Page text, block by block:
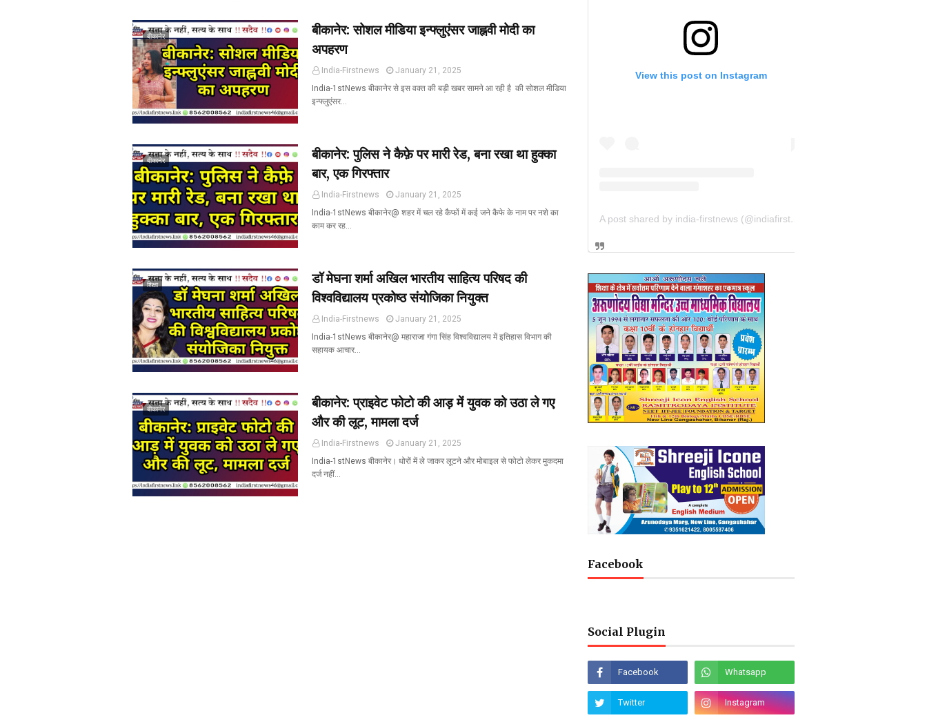
बीकानेर
बीकानेर: सोशल मीडिया इन्फ्लुएंसर जाह्नवी मोदी का
अपहरण
India-Firstnews
January 21, 2025
India-1stNews बीकानेर से इस वक्त की बड़ी खबर सामने आ रही है की सोशल मीडिया
इन्फ्लुएंसर…
बीकानेर
बीकानेर: पुलिस ने कैफ़े पर मारी रेड, बना रखा था हुक्का
बार, एक गिरफ्तार
India-Firstnews
January 21, 2025
India-1stNews बीकानेर@ शहर में चल रहे कैफों में कई जने कैफे के नाम पर नशे का
काम कर रह…
शिक्षा
डॉ मेघना शर्मा अखिल भारतीय साहित्य परिषद की
विश्वविद्यालय प्रकोष्ठ संयोजिका नियुक्त
India-Firstnews
January 21, 2025
India-1stNews बीकानेर@ महाराजा गंगा सिंह विश्वविद्यालय में इतिहास विभाग की
सहायक आचार…
बीकानेर
बीकानेर: प्राइवेट फोटो की आड़ में युवक को उठा ले गए
और की लूट, मामला दर्ज
India-Firstnews
January 21, 2025
India-1stNews बीकानेर। धोरों में ले जाकर लूटने और मोबाइल से फोटो लेकर मुकदमा
दर्ज नहीं…
View this post on Instagram
A post shared by india-firstnews (@indiafirstnewsbkn)
Facebook
Social Plugin